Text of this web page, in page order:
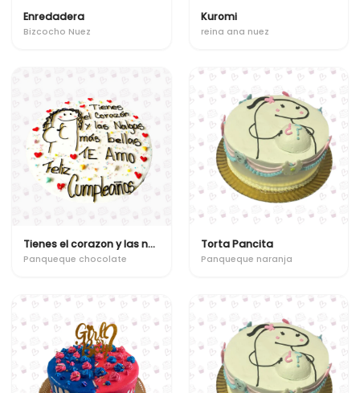
Enredadera
Bizcocho Nuez
Kuromi
reina ana nuez
Tienes el corazon y las nalgas mas bellas
Panqueque chocolate
Torta Pancita
Panqueque naranja